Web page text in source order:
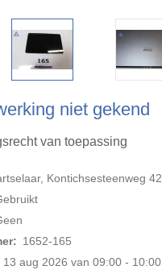
niet gekend
van toepassing
Kontichsesteenweg 42
1652-165
13 aug 2026 van 09:00 - 10:00